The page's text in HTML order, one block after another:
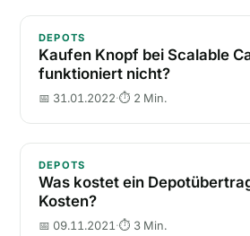
Kaufen Knopf bei Scalable
DEPOTS
Kaufen Knopf bei Scalable
funktioniert nicht?
📅 31.01.2022·⏱ 2 Min.
Was kostet ein Depotübertrag?
DEPOTS
Was kostet ein
Kosten?
📅 09.11.2021 ·⏱ 3 Min.